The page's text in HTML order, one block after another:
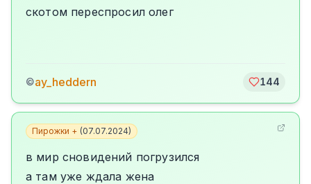
скотом переспросил олег
©ay_heddern 144
Пирожки + (07.07.2024)
в мир сновидений погрузился
а там уже ждала жена